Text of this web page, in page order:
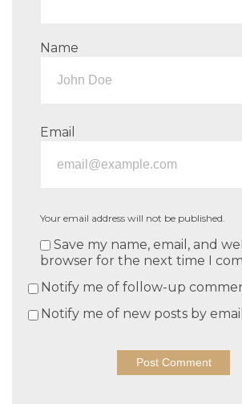
Name
Email
Your email address will not be published.
Save my name, email, and
browser for the next time I
Notify me of follow-up
Notify me of new posts by